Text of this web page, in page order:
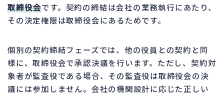
取締役会です。契約の締結は会社の業務執行にあたり、
その決定権限は取締役会にあるためです。
個別の契約締結フェーズでは、他の役員との契約と同
様に、取締役会で承認決議を行います。ただし、契約対
象者が監査役である場合、その監査役は取締役会の決
議には参加しません。会社の機関設計に応じた正しい